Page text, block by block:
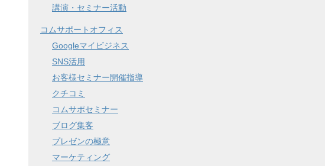
講演・セミナー活動
コムサポートオフィス
Googleマイビジネス
SNS活用
お客様セミナー開催指導
クチコミ
コムサポセミナー
ブログ集客
プレゼンの極意
マーケティング